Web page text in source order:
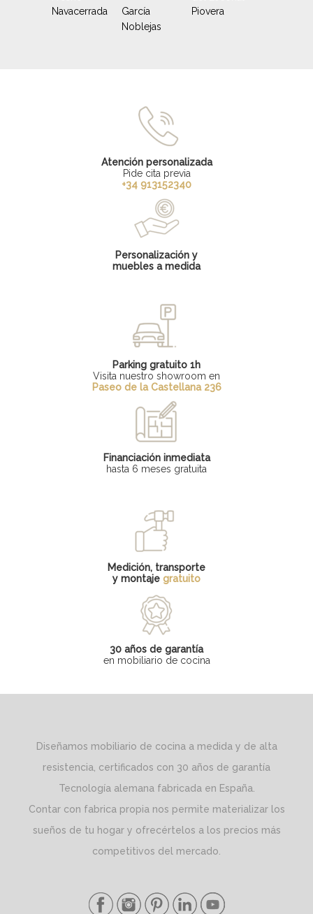
Navacerrada
García
Noblejas
Piovera
Atención personalizada
Pide cita previa
+34 913152340
Personalización y
muebles a medida
Parking gratuito 1h
Visita nuestro showroom en
Paseo de la Castellana 236
Financiación inmediata
hasta 6 meses gratuita
Medición, transporte
y montaje gratuito
30 años de garantía
en mobiliario de cocina
Diseñamos mobiliario de cocina a medida y de alta
resistencia, certificados con 30 años de garantía
Tecnología alemana fabricada en España.
Contar con fabrica propia nos permite materializar los
sueños de tu hogar y ofrecértelos a los precios más
competitivos del mercado.